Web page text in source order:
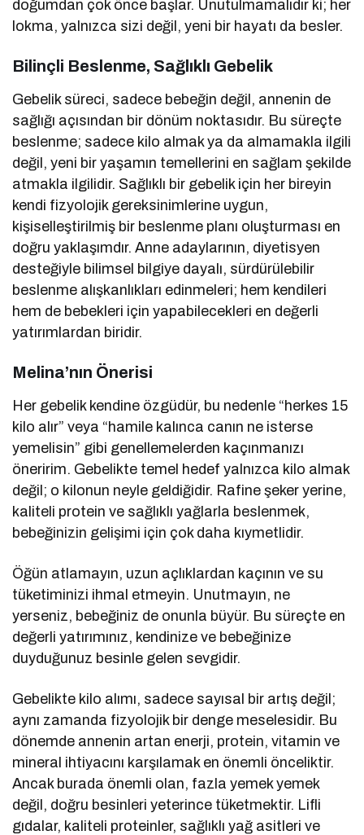
doğumdan çok önce başlar. Unutulmamalıdır ki; her
lokma, yalnızca sizi değil, yeni bir hayatı da besler.
Bilinçli Beslenme, Sağlıklı Gebelik
Gebelik süreci, sadece bebeğin değil, annenin de
sağlığı açısından bir dönüm noktasıdır. Bu süreçte
beslenme; sadece kilo almak ya da almamakla ilgili
değil, yeni bir yaşamın temellerini en sağlam şekilde
atmakla ilgilidir. Sağlıklı bir gebelik için her bireyin
kendi fizyolojik gereksinimlerine uygun,
kişiselleştirilmiş bir beslenme planı oluşturması en
doğru yaklaşımdır. Anne adaylarının, diyetisyen
desteğiyle bilimsel bilgiye dayalı, sürdürülebilir
beslenme alışkanlıkları edinmeleri; hem kendileri
hem de bebekleri için yapabilecekleri en değerli
yatırımlardan biridir.
Melina’nın Önerisi
Her gebelik kendine özgüdür, bu nedenle “herkes 15
kilo alır” veya “hamile kalınca canın ne isterse
yemelisin” gibi genellemelerden kaçınmanızı
öneririm. Gebelikte temel hedef yalnızca kilo almak
değil; o kilonun neyle geldiğidir. Rafine şeker yerine,
kaliteli protein ve sağlıklı yağlarla beslenmek,
bebeğinizin gelişimi için çok daha kıymetlidir.
Öğün atlamayın, uzun açlıklardan kaçının ve su
tüketiminizi ihmal etmeyin. Unutmayın, ne
yerseniz, bebeğiniz de onunla büyür. Bu süreçte en
değerli yatırımınız, kendinize ve bebeğinize
duyduğunuz besinle gelen sevgidir.
Gebelikte kilo alımı, sadece sayısal bir artış değil;
aynı zamanda fizyolojik bir denge meselesidir. Bu
dönemde annenin artan enerji, protein, vitamin ve
mineral ihtiyacını karşılamak en önemli önceliktir.
Ancak burada önemli olan, fazla yemek yemek
değil, doğru besinleri yeterince tüketmektir. Lifli
gıdalar, kaliteli proteinler, sağlıklı yağ asitleri ve